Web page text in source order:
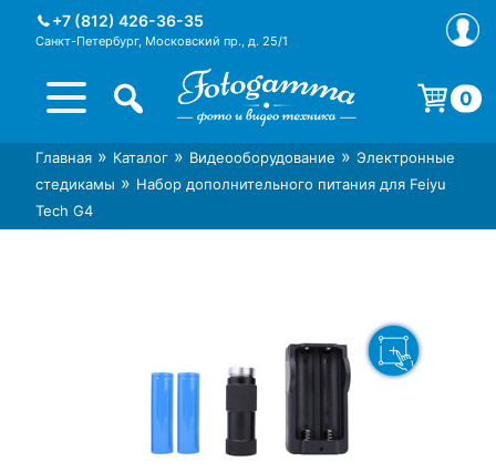
+7 (812) 426-36-35
Санкт-Петербург, Московский пр., д. 25/1
Интернет-магазин фототехники
Foto-Gamma в СПб
Магазин фотоаксессуаров foto-
gamma.ru
0
Корзина пуста.
Главная » Каталог » Видеооборудование » Электронные
стедикамы » Набор дополнительного питания для Feiyu
Tech G4